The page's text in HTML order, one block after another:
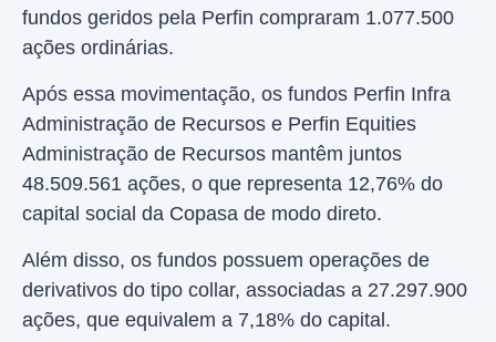
fundos geridos pela Perfin compraram 1.077.500
ações ordinárias.
Após essa movimentação, os fundos Perfin Infra
Administração de Recursos e Perfin Equities
Administração de Recursos mantêm juntos
48.509.561 ações, o que representa 12,76% do
capital social da Copasa de modo direto.
Além disso, os fundos possuem operações de
derivativos do tipo collar, associadas a 27.297.900
ações, que equivalem a 7,18% do capital.